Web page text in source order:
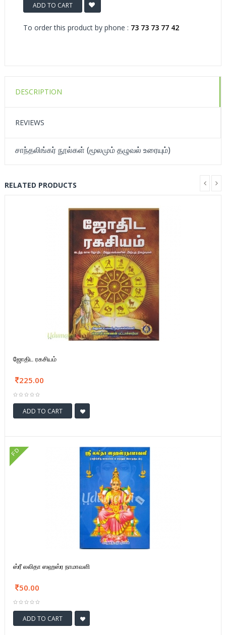
ADD TO CART
To order this product by phone : 73 73 73 77 42
DESCRIPTION
REVIEWS
சாந்தலிங்கர் நூல்கள் (மூலமும் தழுவல் உரையும்)
RELATED PRODUCTS
ஜோதிட ரகசியம்
225.00
ADD TO CART
FD
ஸ்ரீ லலிதா ஸஹஸ்ர நாமாவளி
50.00
ADD TO CART